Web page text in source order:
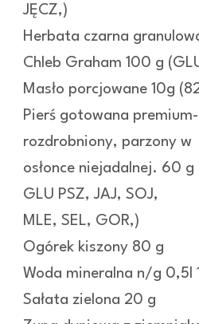
JĘCZ,)
Herbata czarna
Chleb Graham 100 g
Masło porcjowane 10g
Pierś gotowana
rozdrobniony, parzony w
osłonce niejadalnej. 60
GLU PSZ, JAJ, SOJ,
MLE, SEL, GOR,)
Ogórek kiszony 80 g
Woda mineralna n/g 0,5l
Sałata zielona 20 g